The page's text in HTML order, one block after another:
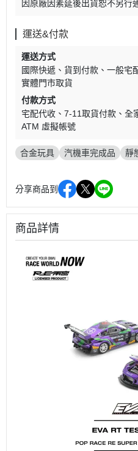
因原廠因素延後出貨恕不另行
運送&付款
運送方式
國際快遞
貨到付款 一般宅
實體門市取貨
付款方式
宅配代收
7-11取貨付款 全
ATM 虛擬帳號
合金玩具 汽機車完成品 靜
分享商品到
商品詳情